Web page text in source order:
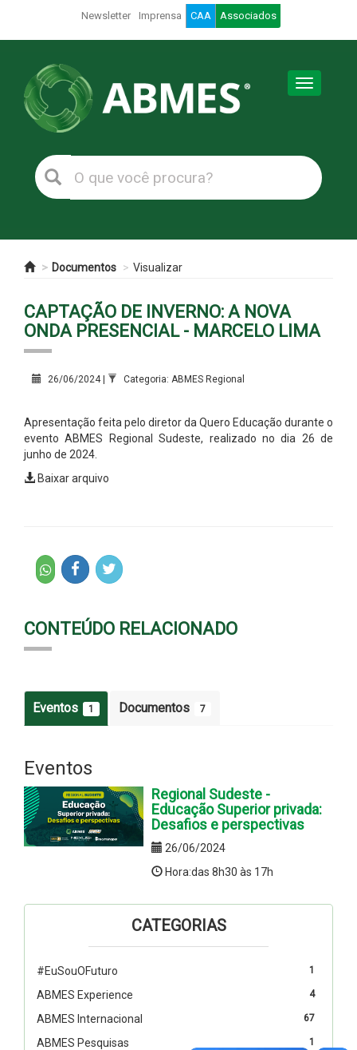
Newsletter Imprensa CAA Associados
Toggle
Documentos Visualizar
CAPTAÇÃO DE INVERNO: A NOVA
ONDA PRESENCIAL - MARCELO LIMA
26/06/2024 | Categoria: ABMES Regional
Apresentação feita pelo diretor da Quero Educação durante o
evento ABMES Regional Sudeste, realizado no dia 26 de
junho de 2024.
Baixar arquivo
CONTEÚDO RELACIONADO
Eventos 1 Documentos 7
Eventos
Regional Sudeste -
Educação Superior privada:
Desafios e perspectivas
26/06/2024
Hora:das 8h30 às 17h
CATEGORIAS
1
#EuSouOFuturo
4
ABMES Experience
67
ABMES Internacional
1
ABMES Pesquisas